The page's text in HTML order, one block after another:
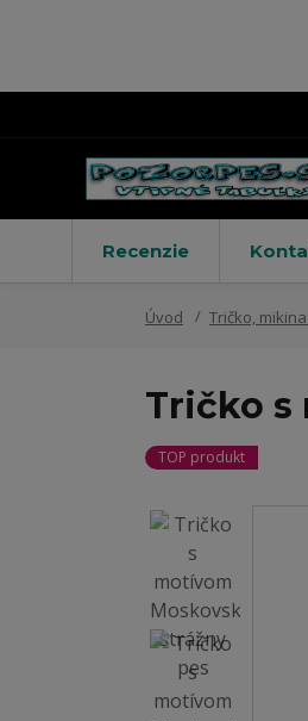
Recenzie
Úvod Tričko,
Tričko s
TOP produkt